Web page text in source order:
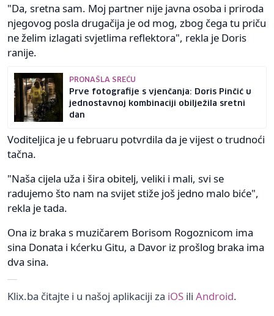
"Da, sretna sam. Moj partner nije javna osoba i priroda
njegovog posla drugačija je od mog, zbog čega tu priču
ne želim izlagati svjetlima reflektora", rekla je Doris
ranije.
PRONAŠLA SREĆU
Prve fotografije s vjenčanja: Doris Pinčić u
jednostavnoj kombinaciji obilježila sretni
dan
Voditeljica je u februaru potvrdila da je vijest o trudnoći
tačna.
"Naša cijela uža i šira obitelj, veliki i mali, svi se
radujemo što nam na svijet stiže još jedno malo biće",
rekla je tada.
Ona iz braka s muzičarem Borisom Rogoznicom ima
sina Donata i kćerku Gitu, a Davor iz prošlog braka ima
dva sina.
Klix.ba čitajte i u našoj aplikaciji za iOS ili Android.